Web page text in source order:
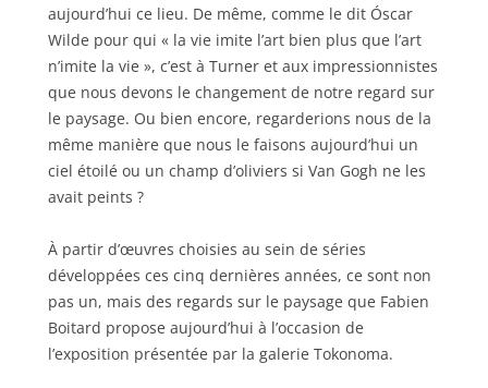
aujourd’hui ce lieu. De même, comme le dit Óscar
Wilde pour qui « la vie imite l’art bien plus que l’art
n’imite la vie », c’est à Turner et aux impressionnistes
que nous devons le changement de notre regard sur
le paysage. Ou bien encore, regarderions nous de la
même manière que nous le faisons aujourd’hui un
ciel étoilé ou un champ d’oliviers si Van Gogh ne les
avait peints ?
À partir d’œuvres choisies au sein de séries
développées ces cinq dernières années, ce sont non
pas un, mais des regards sur le paysage que Fabien
Boitard propose aujourd’hui à l’occasion de
l’exposition présentée par la galerie Tokonoma.